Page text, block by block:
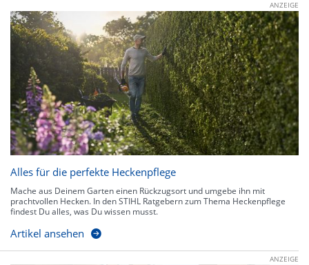
ANZEIGE
Alles für die perfekte Heckenpflege
Mache aus Deinem Garten einen Rückzugsort und umgebe ihn mit
prachtvollen Hecken. In den STIHL Ratgebern zum Thema Heckenpflege
findest Du alles, was Du wissen musst.
Artikel ansehen
ANZEIGE